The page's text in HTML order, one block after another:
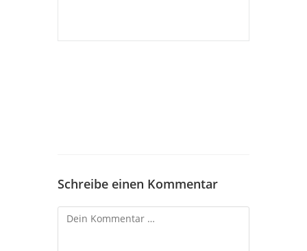
Schreibe einen Kommentar
Kommentar